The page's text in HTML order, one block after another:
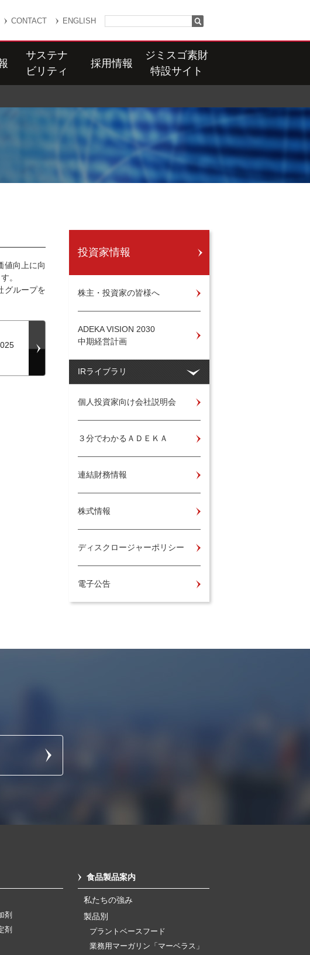
CONTACT ENGLISH
サステナ
ビリティ
採用情報
ジミスゴ素財
特設サイト
値向上に向
。
グループを
投資家情報
株主・投資家の皆様へ
ADEKA VISION 2030
中期経営計画
IRライブラリ
個人投資家向け会社説明会
３分でわかるＡＤＥＫＡ
連結財務情報
株式情報
ディスクロージャーポリシー
電子公告
剤
剤
食品製品案内
私たちの強み
製品別
プラントベースフード
業務用マーガリン「マーベラス」